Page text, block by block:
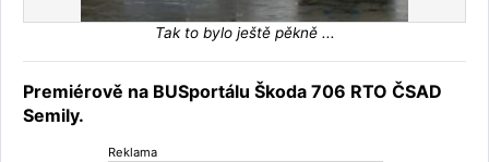
Tak to bylo ještě pěkně ...
Premiérově na BUSportálu Škoda 706 RTO ČSAD
Semily.
Reklama